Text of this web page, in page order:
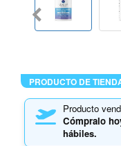
PRODUCTO DE
Producto
Cómpralo
hábiles.